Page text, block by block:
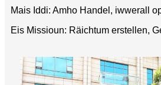
Mais Iddi: Amho Handel, iwwerall
Eis Missioun: Räichtum erstellen,